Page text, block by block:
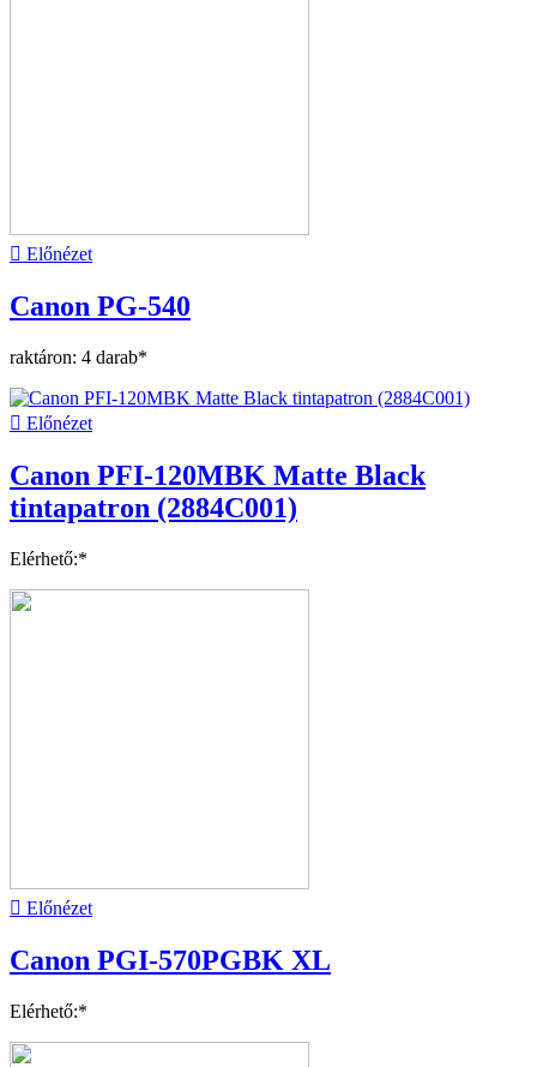
 Előnézet
Canon PG-540
raktáron: 4 darab*
 Előnézet
Canon PFI-120MBK Matte Black
tintapatron (2884C001)
Elérhető:*
 Előnézet
Canon PGI-570PGBK XL
Elérhető:*